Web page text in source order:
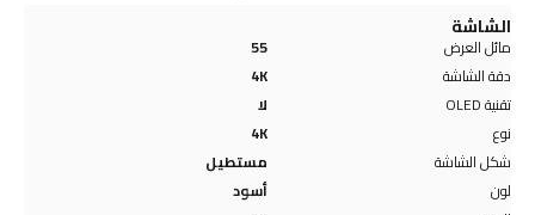
الشاشة
مائل العرض
55
دقة الشاشة
4K
تقنية OLED
لا
نوع
4K
شكل الشاشة
مستطيل
لون
أسود